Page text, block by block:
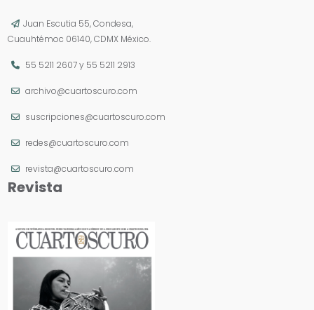
Juan Escutia 55, Condesa,
Cuauhtémoc 06140, CDMX México.
55 5211 2607y 55 5211 2913
archivo@cuartoscuro.com
suscripciones@cuartoscuro.com
redes@cuartoscuro.com
revista@cuartoscuro.com
Revista